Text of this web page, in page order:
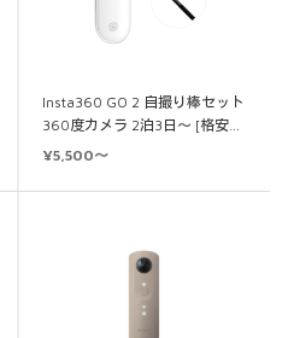
Insta360 GO 2 自撮り棒セット
360度カメラ 2泊3日～ [格安…
¥5,500～